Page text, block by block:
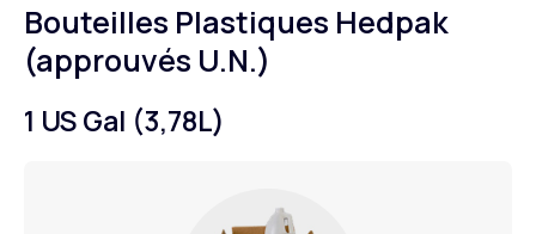
Bouteilles Plastiques Hedpak
(approuvés U.N.)
1 US Gal (3,78L)